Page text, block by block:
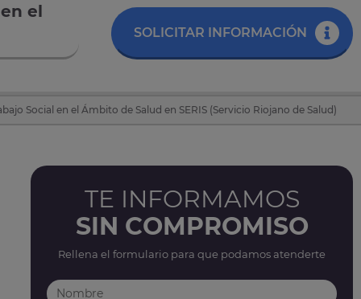
el
SOLICITAR INFORMACIÓN
Social en el Ámbito de Salud en SERIS (Servicio Riojano de Salud)
TE INFORMAMOS
SIN COMPROMISO
Rellena el formulario para que podamos atenderte